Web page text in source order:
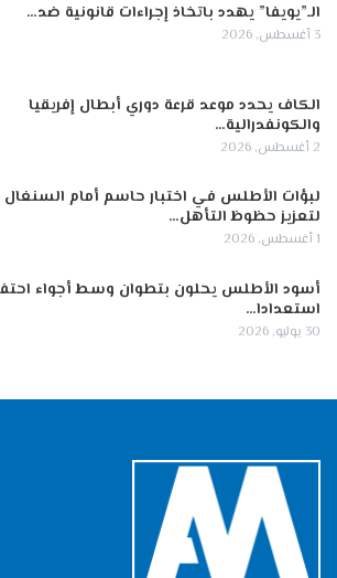
الـ”يويفا” يهدد باتخاذ إجراءات قانونية ضد…
3 أغسطس, 2026
الكاف يحدد موعد قرعة دوري أبطال إفريقيا
والكونفدرالية…
2 أغسطس, 2026
لبؤات الأطلس في اختبار حاسم أمام السنغال
لتعزيز حظوظ التأهل…
1 أغسطس, 2026
أسود الأطلس يحلون بتطوان وسط أجواء
استعدادا…
30 يوليو, 2026